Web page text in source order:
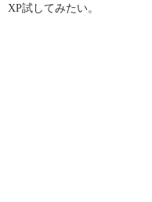
XP試してみたい。